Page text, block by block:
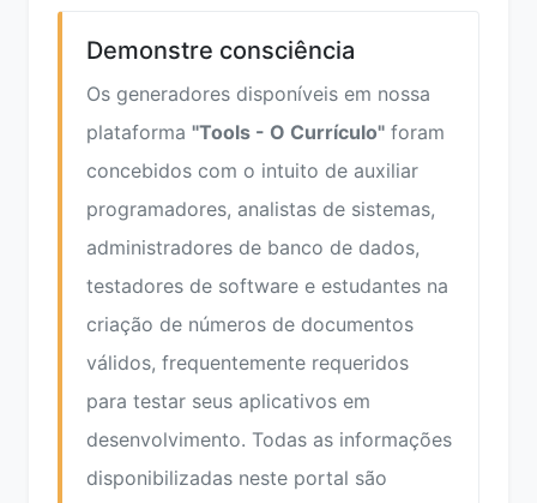
Demonstre consciência
Os generadores disponíveis em nossa
plataforma "Tools - O Currículo" foram
concebidos com o intuito de auxiliar
programadores, analistas de sistemas,
administradores de banco de dados,
testadores de software e estudantes na
criação de números de documentos
válidos, frequentemente requeridos
para testar seus aplicativos em
desenvolvimento. Todas as informações
disponibilizadas neste portal são